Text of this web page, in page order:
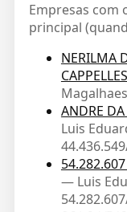
Empresas com
principal
NERILMA
ANDRE
Luis
— Luis